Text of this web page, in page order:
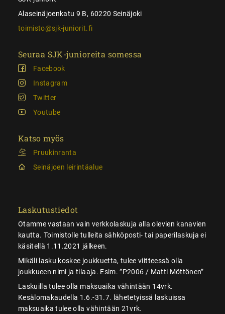
Alaseinäjoenkatu 9 B, 60220 Seinäjoki
toimisto@sjk-juniorit.fi
Seuraa SJK-junioreita somessa
Facebook
Instagram
Twitter
Youtube
Katso myös
Pruukinranta
Seinäjoen leirintäalue
Laskutustiedot
Otamme vastaan vain verkkolaskuja alla olevien kanavien
kautta. Toimistolle tulleita sähköposti- tai paperilaskuja ei
käsitellä 1.11.2021 jälkeen.
Mikäli lasku koskee joukkuetta, tulee viitteessä olla
joukkueen nimi ja tilaaja. Esim. ”P2006 / Matti Möttönen”
Laskuilla tulee olla maksuaika vähintään 14vrk.
Kesälomakaudella 1.6.-31.7. lähetetyissä laskuissa
maksuaika tulee olla vähintään 21vrk.